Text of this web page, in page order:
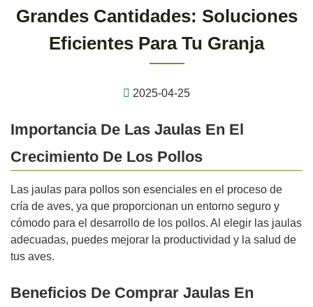
Grandes Cantidades: Soluciones
Eficientes Para Tu Granja
2025-04-25
Importancia De Las Jaulas En El
Crecimiento De Los Pollos
Las jaulas para pollos son esenciales en el proceso de
cría de aves, ya que proporcionan un entorno seguro y
cómodo para el desarrollo de los pollos. Al elegir las jaulas
adecuadas, puedes mejorar la productividad y la salud de
tus aves.
Beneficios De Comprar Jaulas En